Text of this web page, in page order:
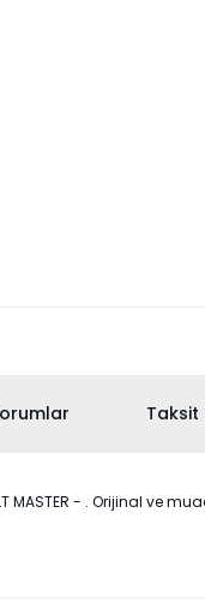
Taksit
MASTER - . Orijinal ve